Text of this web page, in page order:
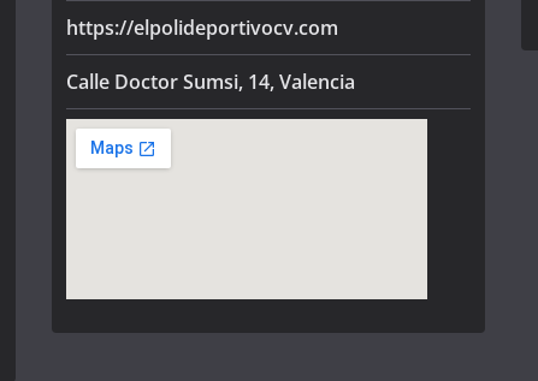
https://elpolideportivocv.com
Calle Doctor Sumsi, 14, Valencia